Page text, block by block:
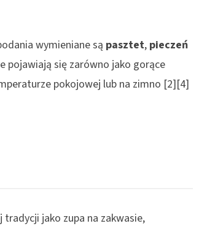
wymieniane są pasztet, pieczeń
pojawiają się zarówno jako gorące
pokojowej lub na zimno [2][4]
jako zupa na zakwasie,